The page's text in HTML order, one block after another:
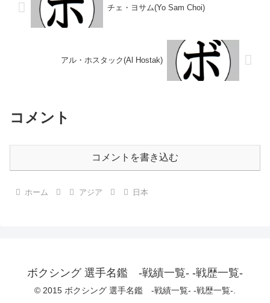
チェ・ヨサム(Yo Sam Choi)
アル・ホスタック(Al Hostak)
コメント
コメントを書き込む
ホーム アジア 日本
ボクシング 選手名鑑 -戦績一覧- -戦歴一覧-
© 2015 ボクシング 選手名鑑 -戦績一覧- -戦歴一覧-.